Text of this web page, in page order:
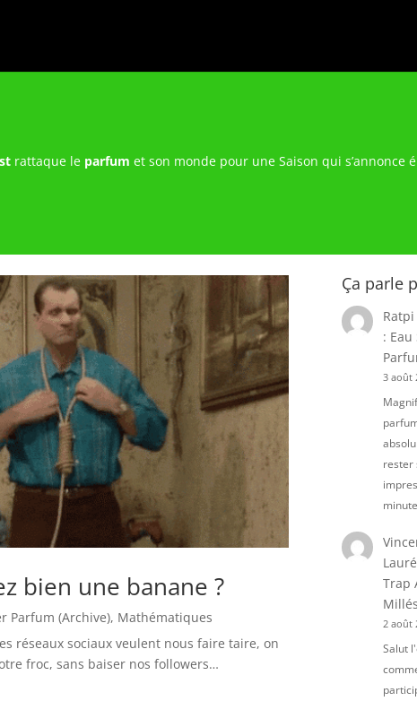
rattaque le parfum et son monde pour une Saison qui s’annonce
bien une banane ?
Parfum (Archive), Mathématiques
réseaux sociaux veulent nous faire taire, on
froc, sans baiser nos followers…
Ça parle
Ratpi
: Eau
3 août
rester
Trap
2 août
Salut